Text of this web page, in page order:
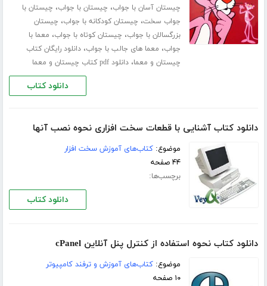
چیستان آسان با جواب، چیستان با جواب، چیستان با
جواب سخت، چیستان کودکانه با جواب، چیستان
بزرگسالان با جواب، چیستان کوتاه با جواب، معما با
جواب، معما های جالب با جواب،دانلود رایگان کتاب
چیستان و معما،دانلود pdf کتاب چیستان و معما
دانلود کتاب
دانلود کتاب آشنایی با قطعات سخت افزاری نحوه نصب آنها
موضوع:کتاب‌های آموزش سخت افزار
۴۴ صفحه
برچسب‌ها:
دانلود کتاب
دانلود کتاب نحوه استفاده از کنترل پنل آنلاین cPanel
موضوع:کتاب‌های آموزش و ترفند کامپیوتر
۱۰ صفحه